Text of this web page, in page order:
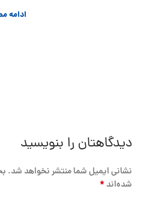
ادامه
دیدگاهتان را بنویسید
نشانی ایمیل شما منتشر نخواهد شد.
شده‌اند*